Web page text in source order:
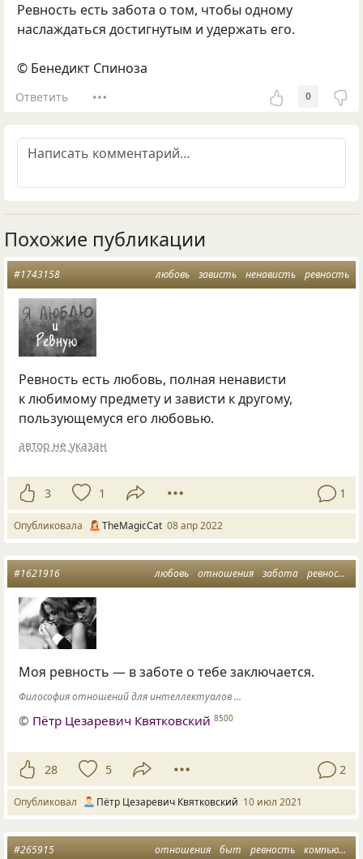
Ревность есть забота о том, чтобы одному
наслаждаться достигнутым и удержать его.
© Бенедикт Спиноза
Ответить 0
Похожие публикации
любовь зависть ненависть ревность
#1743158
Ревность есть любовь, полная ненависти
к любимому предмету и зависти к другому,
пользующемуся его любовью.
автор не указан
3 1 1
Опубликовала TheMagicCat 08 апр 2022
любовь отношения забота ревность
#1621916
Моя ревность — в заботе о тебе заключается.
Философия отношений для интеллектуалов ...
© Пётр Цезаревич Квятковский 8500
28 5 2
Опубликовал Пётр Цезаревич Квятковский 10 июл 2021
отношения быт ревность компьютер
#265915